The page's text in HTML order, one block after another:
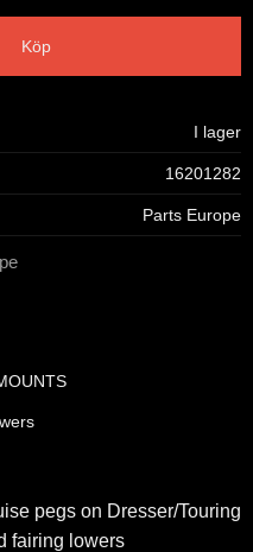
Köp
I lager
16201282
Parts Europe
pegs on Dresser/Touring
fairing lowers